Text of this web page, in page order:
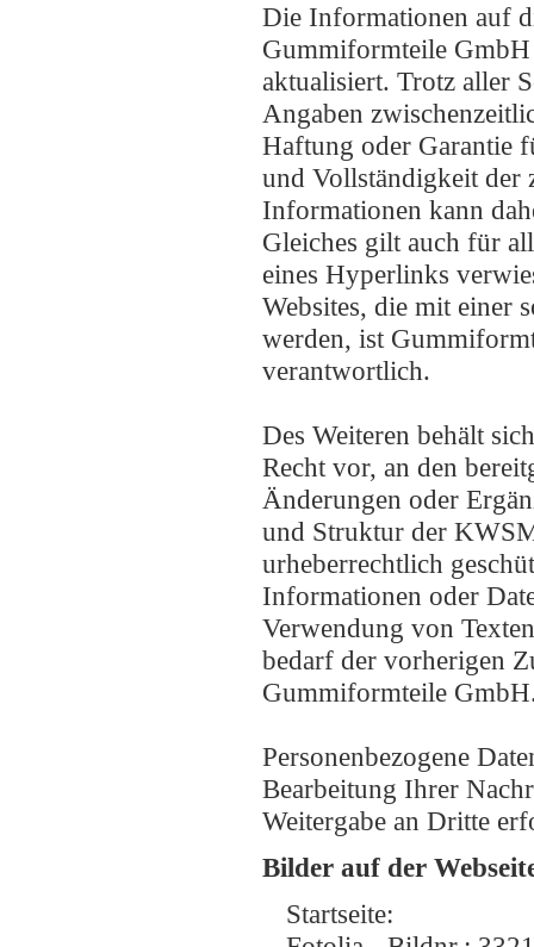
Die Informationen auf
Gummiformteile
aktualisiert. Trotz aller
Angaben
Haftung oder Garantie
und Vollständigkeit der
Informationen kann
Gleiches gilt auch für
eines Hyperlinks
Websites, die mit einer
werden, ist
verantwortlich.
Des Weiteren behält
Recht vor, an den
Änderungen oder
und Struktur der
urheberrechtlich
Informationen oder
Verwendung von
bedarf der vorherigen
Gummiformteile
Personenbezogene
Bearbeitung Ihrer
Weitergabe an Dritte
Bilder auf der
Startseite: